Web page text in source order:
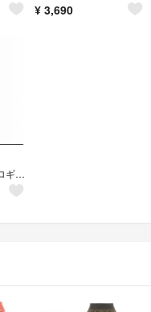
¥ 3,690
新品 トリンプ スロギー レギンス